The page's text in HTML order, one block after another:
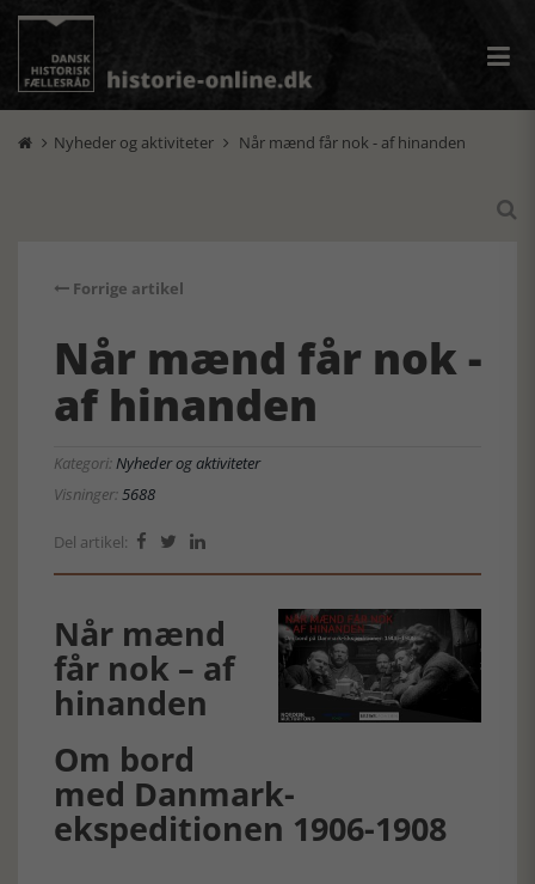
 Nyheder og aktiviteter  Når mænd får nok - af hinanden

Forrige artikel
Når mænd får nok -
af hinanden
Kategori:Nyheder og aktiviteter
Visninger:5688
Del artikel:   
Når mænd
får nok – af
hinanden
Om bord
med Danmark-
ekspeditionen 1906-1908